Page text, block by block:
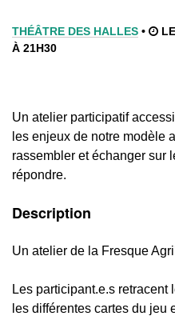
THÉÂTRE DES HALLES •
À 21H30
Un atelier participatif
les enjeux de notre modèle
rassembler et échanger sur
répondre.
Description
Un atelier de la Fresque
Les participant.e.s retracent
les différentes cartes du jeu